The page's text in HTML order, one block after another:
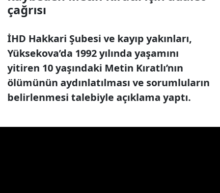
çağrısı
İHD Hakkari Şubesi ve kayıp yakınları,
Yüksekova’da 1992 yılında yaşamını
yitiren 10 yaşındaki Metin Kıratlı’nın
ölümünün aydınlatılması ve sorumluların
belirlenmesi talebiyle açıklama yaptı.